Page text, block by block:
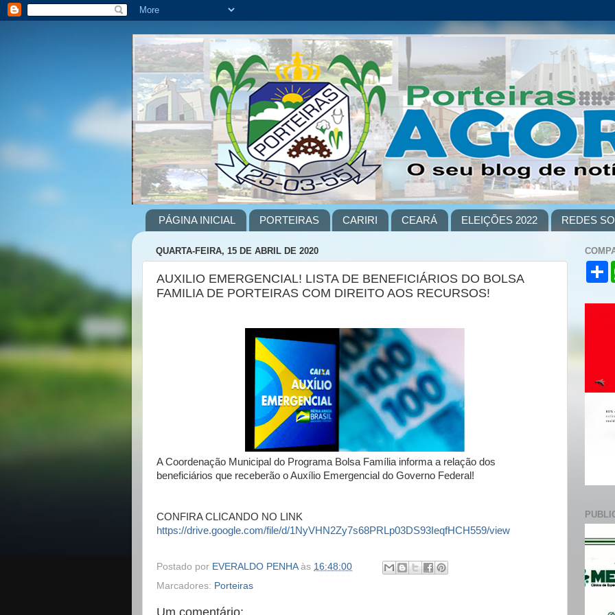
PÁGINA INICIAL PORTEIRAS CARIRI CEARÁ ELEIÇÕES 2022 REDES
QUARTA-FEIRA, 15 DE ABRIL DE 2020
AUXILIO EMERGENCIAL! LISTA DE BENEFICIÁRIOS DO BOLSA
FAMILIA DE PORTEIRAS COM DIREITO AOS RECURSOS!
A Coordenação Municipal do Programa Bolsa Família informa a relação dos
beneficiários que receberão o Auxílio Emergencial do Governo Federal!
CONFIRA CLICANDO NO LINK
https://drive.google.com/file/d/1NyVHN2Zy7s68PRLp03DS93IeqfHCH559/view
Postado por EVERALDO PENHA às 16:48:00
Marcadores: Porteiras
Um comentário:
S